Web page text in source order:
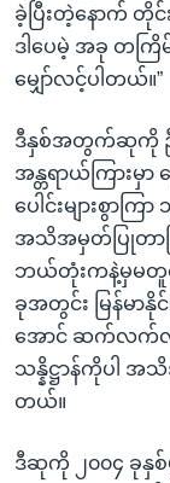
ခဲ့ပြီးတဲ့နောက် တို
ဒါပေမဲ့ အခု တက
မျှော်လင့်ပါတယ်။”
ဒီနှစ်အတွက်ဆုကို ဦး
အန္တရာယ်ကြား
ပေါင်းများစွာ
အသိအမှတ်ပြုတာ
ဘယ်တုံးကနဲ့မှမတူအ
ခုအတွင်း မြန်မာ
အောင် ဆက်လက်လု
သန္နိဋ္ဌာန်ကိုပါ
တယ်။
ဒီဆုကို ၂၀၀၄ ခုနှ